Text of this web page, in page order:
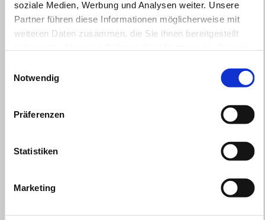
soziale Medien, Werbung und Analysen weiter. Unsere
Partner führen diese Informationen möglicherweise mit
weiteren Daten zusammen, die Sie ihnen bereitgestellt
Notwendig
Präferenzen
Statistiken
Marketing
Gültig bis31 August 2026